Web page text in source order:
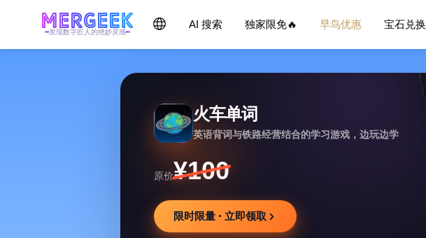
发现数字匠人的绝妙灵感
AI 搜索 独家限免🔥 早鸟优惠 宝石兑换
火车单词
英语背词与铁路经营结合的学习游戏，边玩边学
原价¥100
限时限量 · 立即领取